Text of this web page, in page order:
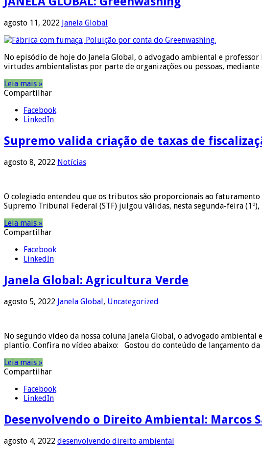
agosto 11, 2022 Janela Global
No episódio de hoje do Janela Global, o advogado ambiental e
virtudes ambientalistas por parte de organizações ou pessoas,
Leia mais »
Compartilhar
Facebook
LinkedIn
Supremo valida criação de taxas de
agosto 8, 2022 Notícias
O colegiado entendeu que os tributos são proporcionais ao
Supremo Tribunal Federal (STF) julgou válidas, nesta segunda-feira
Leia mais »
Compartilhar
Facebook
LinkedIn
Janela Global: Agricultura Verde
agosto 5, 2022 Janela Global, Uncategorized
No segundo vídeo da nossa coluna Janela Global, o advogado
plantio. Confira no vídeo abaixo: Gostou do conteúdo de lançamento da
Leia mais »
Compartilhar
Facebook
LinkedIn
Desenvolvendo o Direito Ambiental: Marcos
agosto 4, 2022 desenvolvendo direito ambiental